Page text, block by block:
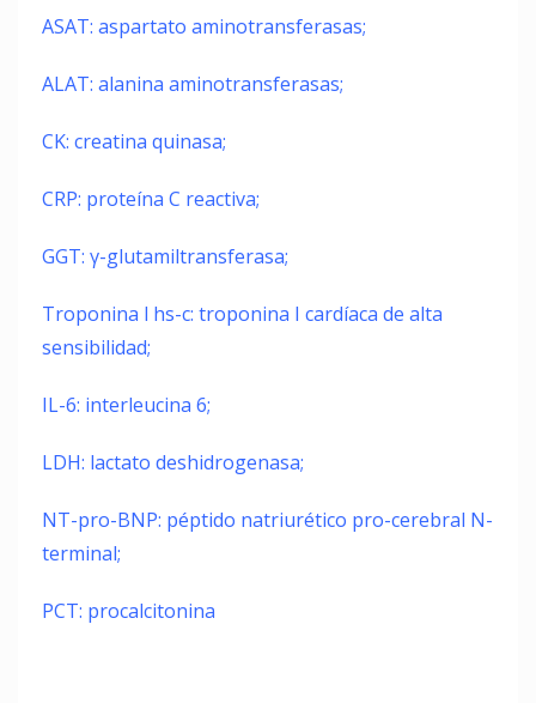
ASAT: aspartato aminotransferasas;
ALAT: alanina aminotransferasas;
CK: creatina quinasa;
CRP: proteína C reactiva;
GGT: γ-glutamiltransferasa;
Troponina l hs-c: troponina I cardíaca de alta
sensibilidad;
IL-6: interleucina 6;
LDH: lactato deshidrogenasa;
NT-pro-BNP: péptido natriurético pro-cerebral N-
terminal;
PCT: procalcitonina